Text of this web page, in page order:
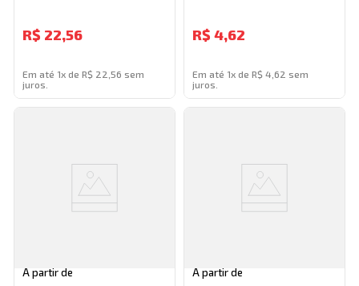
R$ 22,56
Em até 1x de R$ 22,56 sem
juros.
R$ 4,62
Em até 1x de R$ 4,62 sem
juros.
A partir de A partir de